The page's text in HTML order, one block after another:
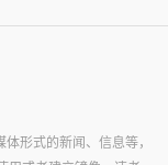
形式的新闻、信息等，